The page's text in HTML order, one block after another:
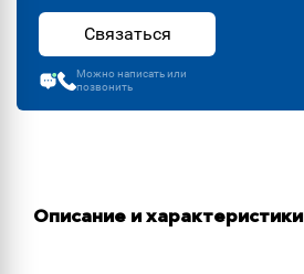
Связаться
Можно написать или
позвонить
Описание и характеристики